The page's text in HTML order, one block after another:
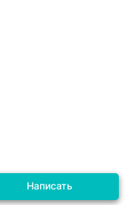
Написать